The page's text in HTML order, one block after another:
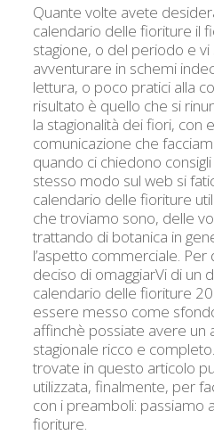
Quante volte avete
calendario delle fioriture il
stagione, o del periodo e
avventurare in schemi
lettura, o poco pratici alla
risultato è quello che si
la stagionalità dei fiori, con
comunicazione che
quando ci chiedono
stesso modo sul web si
calendario delle fioriture
che troviamo sono, delle
trattando di botanica in
l’aspetto commerciale.
deciso di omaggiarVi di un
calendario delle fioriture
essere messo come
affinchè possiate avere un
stagionale ricco e
trovate in questo articolo
utilizzata, finalmente, per
con i preamboli: passiamo
fioriture.